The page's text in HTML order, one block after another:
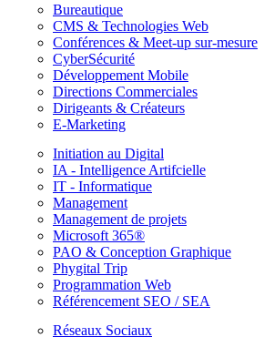
Bureautique
CMS & Technologies Web
Conférences & Meet-up sur-mesure
CyberSécurité
Développement Mobile
Directions Commerciales
Dirigeants & Créateurs
E-Marketing
Initiation au Digital
IA - Intelligence Artifcielle
IT - Informatique
Management
Management de projets
Microsoft 365®
PAO & Conception Graphique
Phygital Trip
Programmation Web
Référencement SEO / SEA
Réseaux Sociaux